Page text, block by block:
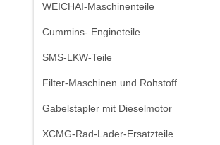
WEICHAI-Maschinenteile
Cummins- Engineteile
SMS-LKW-Teile
Filter-Maschinen und Rohstoff
Gabelstapler mit Dieselmotor
XCMG-Rad-Lader-Ersatzteile